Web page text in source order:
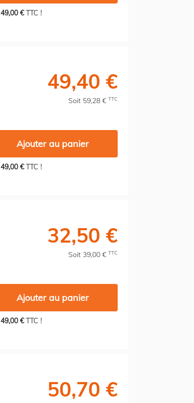
49,00 €TTC !
49,40 €
Soit 59,28 € TTC
Ajouter au panier
49,00 €TTC !
32,50 €
Soit 39,00 € TTC
Ajouter au panier
49,00 €TTC !
50,70 €